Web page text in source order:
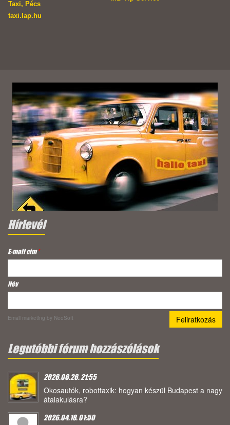
Taxi, Pécs
taxi.lap.hu
Hírlevél
E-mail cím*
Név
Email marketing by NeoSoft
Legutóbbi fórum hozzászólások
2026.06.26. 21:55
Okosautók, robottaxik: hogyan készül Budapest a nagy
átalakulásra?
2026.04.18. 01:50